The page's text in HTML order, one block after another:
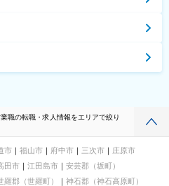
職の転職・求人情報をエリアで絞り
市 福山市 府中市 三次市
庄原市
田市 江田島市
安芸郡（坂町）
羅郡（世羅町）
神石郡（神石高原町）